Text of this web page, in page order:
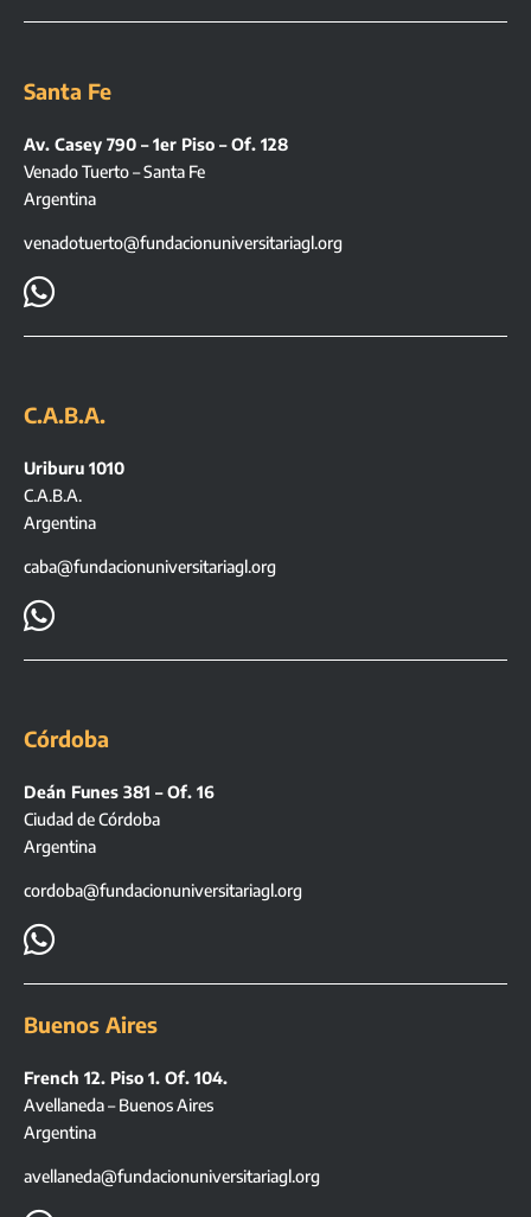
Santa Fe
Av. Casey 790 – 1er Piso – Of. 128
Venado Tuerto – Santa Fe
Argentina
venadotuerto@fundacionuniversitariagl.org

C.A.B.A.
Uriburu 1010
C.A.B.A.
Argentina
caba@fundacionuniversitariagl.org

Córdoba
Deán Funes 381 – Of. 16
Ciudad de Córdoba
Argentina
cordoba@fundacionuniversitariagl.org

Buenos Aires
French 12. Piso 1. Of. 104.
Avellaneda – Buenos Aires
Argentina
avellaneda@fundacionuniversitariagl.org